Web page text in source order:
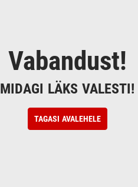
Vabandust!
MIDAGI LÄKS VALESTI!
TAGASI AVALEHELE